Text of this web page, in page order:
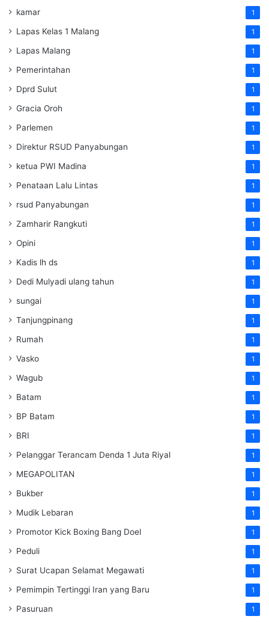
kamar 1
Lapas Kelas 1 Malang 1
Lapas Malang 1
Pemerintahan 1
Dprd Sulut 1
Gracia Oroh 1
Parlemen 1
Direktur RSUD Panyabungan 1
ketua PWI Madina 1
Penataan Lalu Lintas 1
rsud Panyabungan 1
Zamharir Rangkuti 1
Opini 1
Kadis lh ds 1
Dedi Mulyadi ulang tahun 1
sungai 1
Tanjungpinang 1
Rumah 1
Vasko 1
Wagub 1
Batam 1
BP Batam 1
BRI 1
Pelanggar Terancam Denda 1 Juta Riyal 1
MEGAPOLITAN 1
Bukber 1
Mudik Lebaran 1
Promotor Kick Boxing Bang Doel 1
Peduli 1
Surat Ucapan Selamat Megawati 1
Pemimpin Tertinggi Iran yang Baru 1
Pasuruan 1